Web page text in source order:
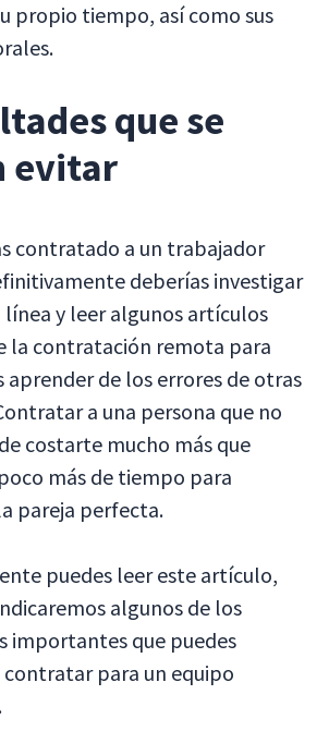
propio tiempo, así como sus
que se
evitar
contratado a un trabajador
deberías investigar
línea y leer algunos artículos
la contratación remota para
aprender de los errores de otras
a una persona que no
costarte mucho más que
más de tiempo para
pareja perfecta.
puedes leer este artículo,
algunos de los
importantes que puedes
para un equipo